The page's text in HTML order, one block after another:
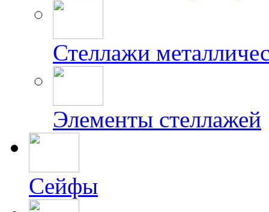
Стеллажи
Элементы стеллажей
Сейфы